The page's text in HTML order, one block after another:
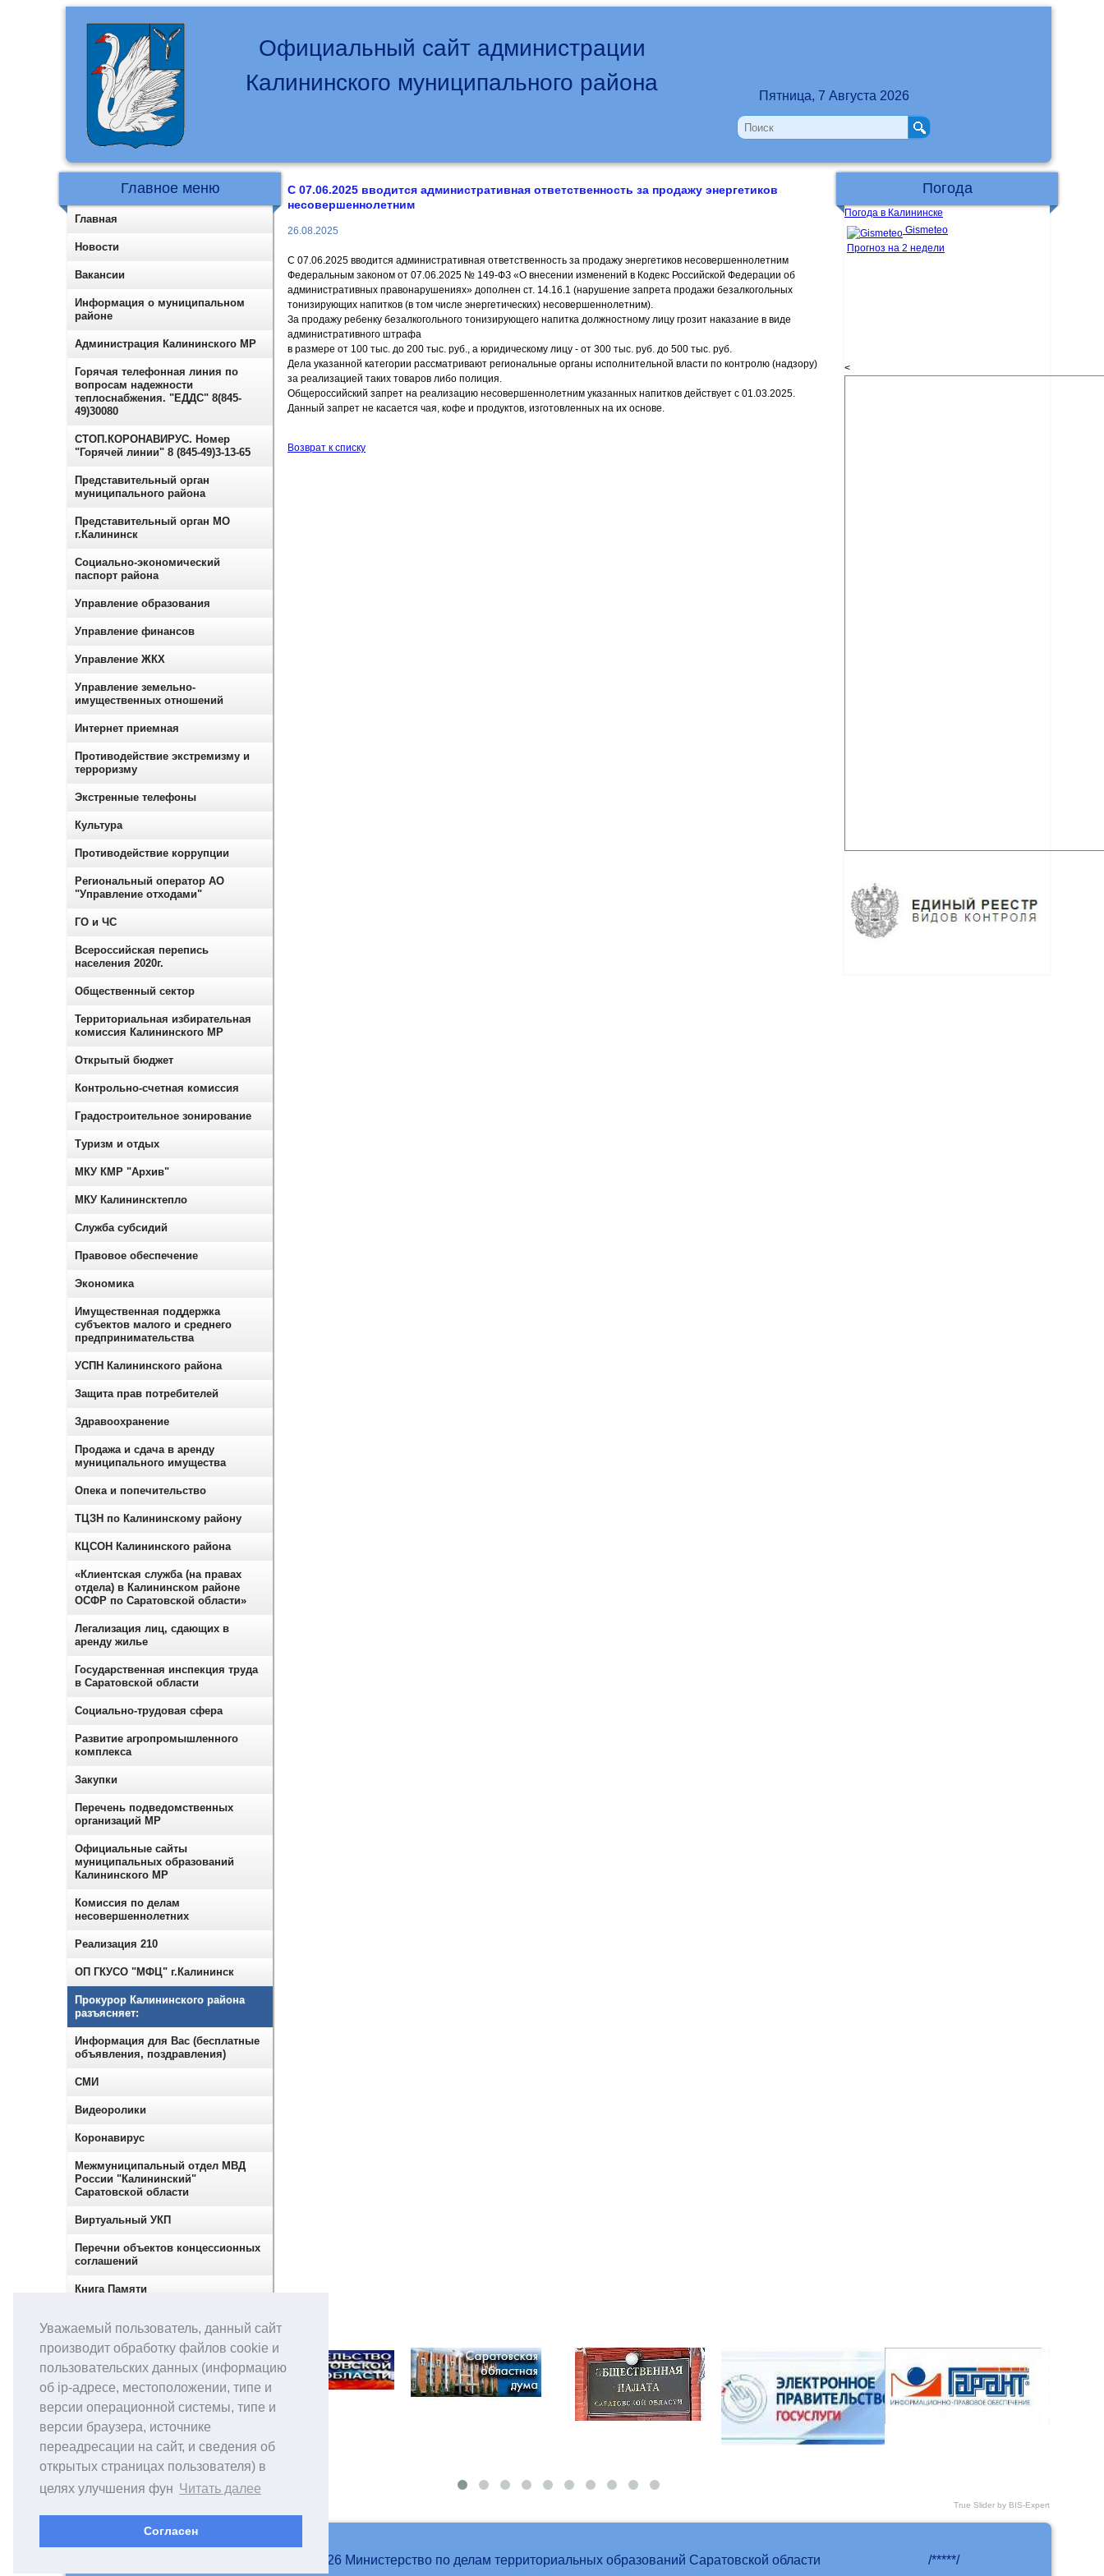
Уважаемый пользователь, данный сайт
производит обработку файлов cookie и
пользовательских данных (информацию
об ip-адресе, местоположении, типе и
версии операционной системы, типе и
версии браузера, источнике
переадресации на сайт, и сведения об
открытых страницах пользователя) в
целях улучшения фун Читать далее
Согласен
Официальный сайт администрации
Калининского муниципального района
Пятница, 7 Августа 2026
С 07.06.2025 вводится административная ответственность за продажу энергетиков
несовершеннолетним
26.08.2025
С 07.06.2025 вводится административная ответственность за продажу энергетиков несовершеннолетним
Федеральным законом от 07.06.2025 № 149-ФЗ «О внесении изменений в Кодекс Российской Федерации об
административных правонарушениях» дополнен ст. 14.16.1 (нарушение запрета продажи безалкогольных
тонизирующих напитков (в том числе энергетических) несовершеннолетним).
За продажу ребенку безалкогольного тонизирующего напитка должностному лицу грозит наказание в виде
административного штрафа
в размере от 100 тыс. до 200 тыс. руб., а юридическому лицу - от 300 тыс. руб. до 500 тыс. руб.
Дела указанной категории рассматривают региональные органы исполнительной власти по контролю (надзору)
за реализацией таких товаров либо полиция.
Общероссийский запрет на реализацию несовершеннолетним указанных напитков действует с 01.03.2025.
Данный запрет не касается чая, кофе и продуктов, изготовленных на их основе.
Возврат к списку
Главное меню
Главная
Новости
Вакансии
Информация о муниципальном
районе
Администрация Калининского МР
Горячая телефонная линия по
вопросам надежности
теплоснабжения. "ЕДДС" 8(845-
49)30080
СТОП.КОРОНАВИРУС. Номер
"Горячей линии" 8 (845-49)3-13-65
Представительный орган
муниципального района
Представительный орган МО
г.Калининск
Социально-экономический
паспорт района
Управление образования
Управление финансов
Управление ЖКХ
Управление земельно-
имущественных отношений
Интернет приемная
Противодействие экстремизму и
терроризму
Экстренные телефоны
Культура
Противодействие коррупции
Региональный оператор АО
"Управление отходами"
ГО и ЧС
Всероссийская перепись
населения 2020г.
Общественный сектор
Территориальная избирательная
комиссия Калининского МР
Открытый бюджет
Контрольно-счетная комиссия
Градостроительное зонирование
Туризм и отдых
МКУ КМР "Архив"
МКУ Калининсктепло
Служба субсидий
Правовое обеспечение
Экономика
Имущественная поддержка
субъектов малого и среднего
предпринимательства
УСПН Калининского района
Защита прав потребителей
Здравоохранение
Продажа и сдача в аренду
муниципального имущества
Опека и попечительство
ТЦЗН по Калининскому району
КЦСОН Калининского района
«Клиентская служба (на правах
отдела) в Калининском районе
ОСФР по Саратовской области»
Легализация лиц, сдающих в
аренду жилье
Государственная инспекция труда
в Саратовской области
Социально-трудовая сфера
Развитие агропромышленного
комплекса
Закупки
Перечень подведомственных
организаций МР
Официальные сайты
муниципальных образований
Калининского МР
Комиссия по делам
несовершеннолетних
Реализация 210
ОП ГКУСО "МФЦ" г.Калининск
Прокурор Калининского района
разъясняет:
Информация для Вас (бесплатные
объявления, поздравления)
СМИ
Видеоролики
Коронавирус
Межмуниципальный отдел МВД
России "Калининский"
Саратовской области
Виртуальный УКП
Перечни объектов концессионных
соглашений
Книга Памяти
закупок
Погода
Погода в Калининске
Gismeteo
Прогноз на 2 недели
<
True Slider by BIS-Expert
© 2007-2026 Министерство по делам территориальных образований Саратовской области /*****/